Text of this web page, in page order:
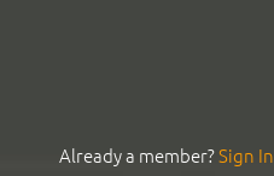
Already a member?Sign In